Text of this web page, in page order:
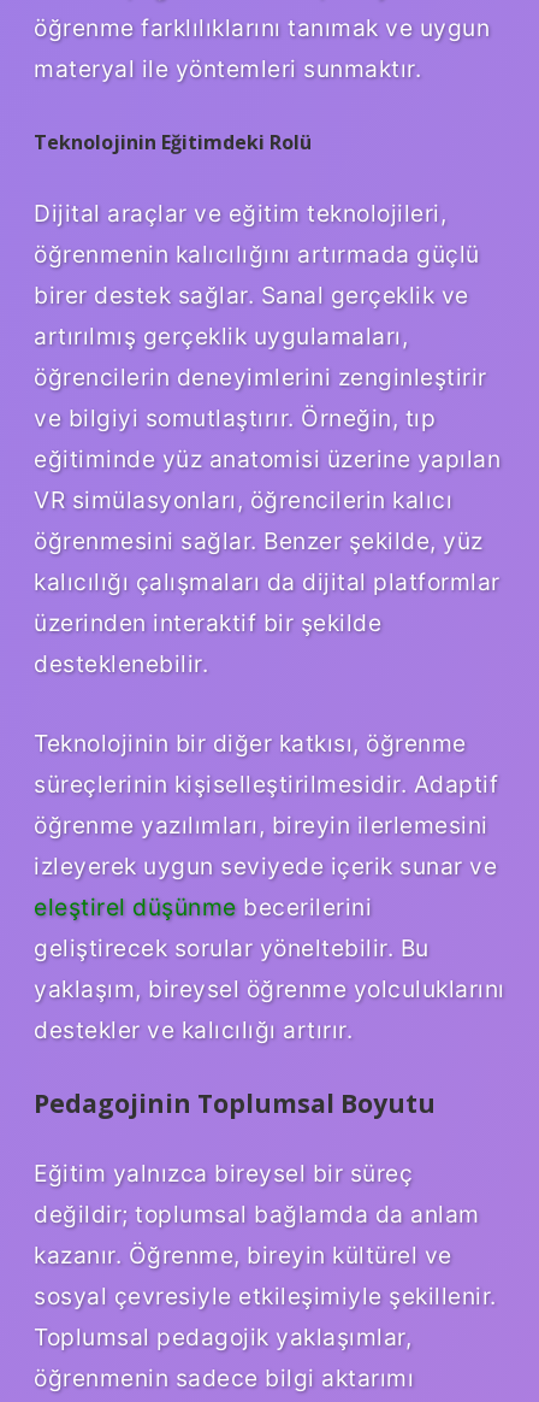
öğrenme farklılıklarını tanımak ve uygun
materyal ile yöntemleri sunmaktır.
Teknolojinin Eğitimdeki Rolü
Dijital araçlar ve eğitim teknolojileri,
öğrenmenin kalıcılığını artırmada güçlü
birer destek sağlar. Sanal gerçeklik ve
artırılmış gerçeklik uygulamaları,
öğrencilerin deneyimlerini zenginleştirir
ve bilgiyi somutlaştırır. Örneğin, tıp
eğitiminde yüz anatomisi üzerine yapılan
VR simülasyonları, öğrencilerin kalıcı
öğrenmesini sağlar. Benzer şekilde, yüz
kalıcılığı çalışmaları da dijital platformlar
üzerinden interaktif bir şekilde
desteklenebilir.
Teknolojinin bir diğer katkısı, öğrenme
süreçlerinin kişiselleştirilmesidir. Adaptif
öğrenme yazılımları, bireyin ilerlemesini
izleyerek uygun seviyede içerik sunar ve
eleştirel düşünmebecerilerini
geliştirecek sorular yöneltebilir. Bu
yaklaşım, bireysel öğrenme yolculuklarını
destekler ve kalıcılığı artırır.
Pedagojinin Toplumsal Boyutu
Eğitim yalnızca bireysel bir süreç
değildir; toplumsal bağlamda da anlam
kazanır. Öğrenme, bireyin kültürel ve
sosyal çevresiyle etkileşimiyle şekillenir.
Toplumsal pedagojik yaklaşımlar,
öğrenmenin sadece bilgi aktarımı